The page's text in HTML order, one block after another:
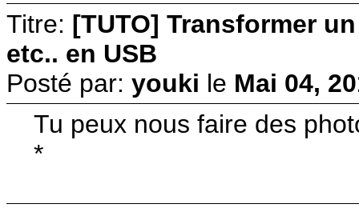
Titre: [TUTO] Transformer
etc.. en USB
Posté par: youki le Mai 04,
Tu peux nous faire des
*